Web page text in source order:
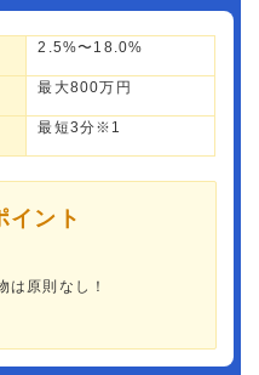
2.5%〜18.0%
最大800万円
最短3分※1
イント
は原則なし！